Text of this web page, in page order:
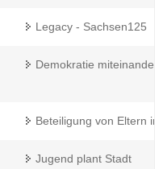
Legacy - Sachsen125
Demokratie miteinander
Beteiligung von Eltern in
Jugend plant Stadt